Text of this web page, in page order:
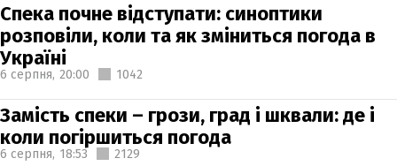
Спека почне відступати: синоптики
розповіли, коли та як зміниться погода в
Україні
6 серпня, 20:00 1042
Замість спеки – грози, град і шквали: де і
коли погіршиться погода
6 серпня, 18:53 2129